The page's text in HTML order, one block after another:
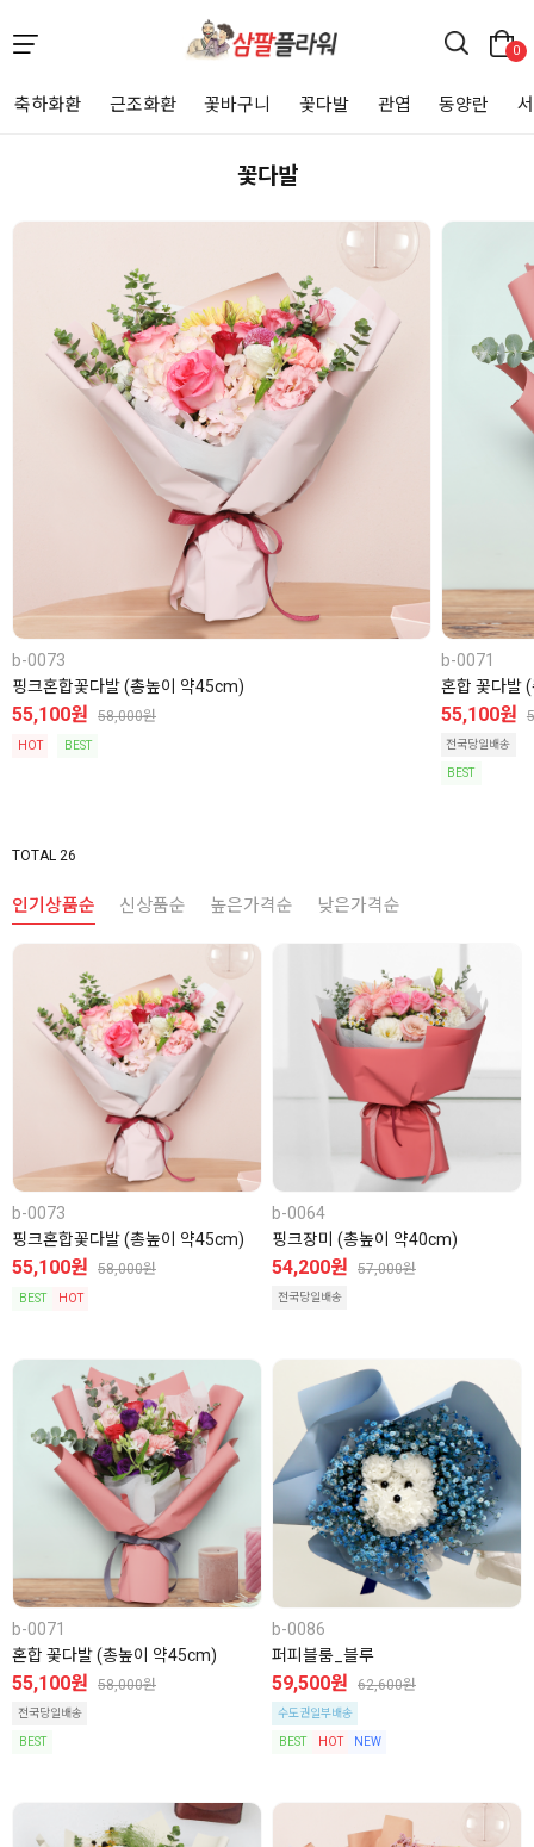
0
축하화환 근조화환 꽃바구니 꽃다발 관엽 동양란
꽃다발
b-0073
핑크혼합꽃다발 (총높이 약45cm)
55,100원 58,000원
HOT BEST
b-0071
혼합 꽃다발
55,100원
전국당일배송
BEST
TOTAL 26
인기상품순 신상품순 높은가격순 낮은가격순
b-0073
핑크혼합꽃다발 (총높이 약45cm)
55,100원 58,000원
BEST HOT
b-0064
핑크장미 (총높이 약40cm)
54,200원 57,000원
전국당일배송
b-0071
혼합 꽃다발 (총높이 약45cm)
55,100원 58,000원
전국당일배송
BEST
b-0086
퍼피블룸_블루
59,500원 62,600원
수도권일부배송
BEST HOT NEW